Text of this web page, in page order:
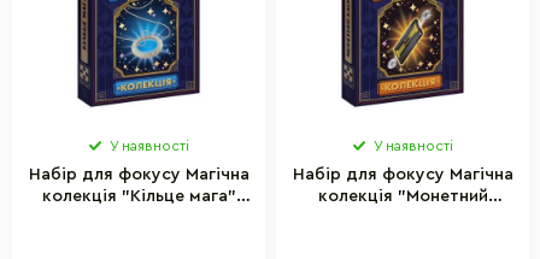
У наявності
Набір для фокусу Магічна
колекція "Кільце мага"
У наявності
Набір для фокусу Магічна
колекція "Монетний